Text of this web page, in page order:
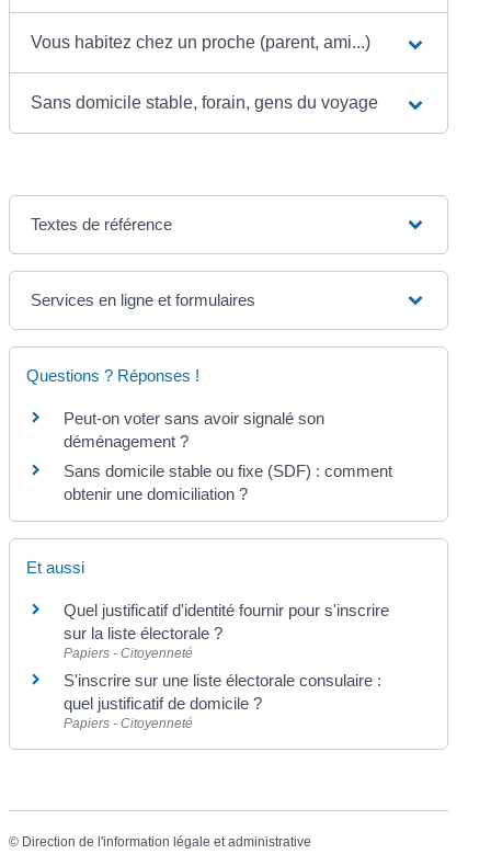
Vous habitez chez un proche (parent, ami...)
Sans domicile stable, forain, gens du voyage
Textes de référence
Services en ligne et formulaires
Questions ? Réponses !
Peut-on voter sans avoir signalé son
déménagement ?
Sans domicile stable ou fixe (SDF) : comment
obtenir une domiciliation ?
Et aussi
Quel justificatif d'identité fournir pour s'inscrire
sur la liste électorale ?
Papiers - Citoyenneté
S'inscrire sur une liste électorale consulaire :
quel justificatif de domicile ?
Papiers - Citoyenneté
© Direction de l'information légale et administrative